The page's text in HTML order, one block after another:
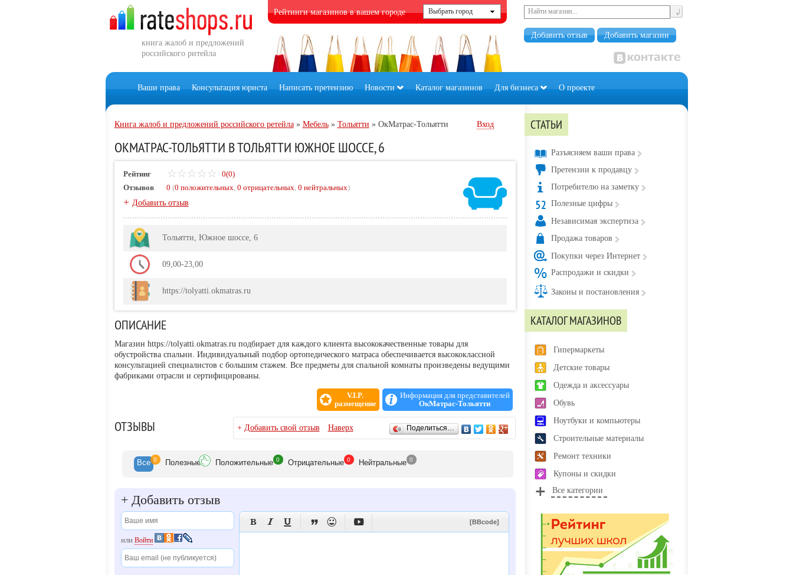
книга жалоб и предложений
российского ритейла
Рейтинги магазинов в вашем городе
Добавить отзыв Добавить магазин
Ваши права Консультация юриста Написать претензию Новости Каталог магазинов Для бизнеса О проекте
Книга жалоб и предложений российского ретейла» Мебель» Тольятти » ОкМатрас-Тольятти Вход
ОКМАТРАС-ТОЛЬЯТТИ В ТОЛЬЯТТИ ЮЖНОЕ ШОССЕ, 6
Рейтинг
0(0)
Отзывов
0 (0 положительных, 0 отрицательных, 0 нейтральных)
+ Добавить отзыв
Тольятти, Южное шоссе, 6
09,00-23,00
https://tolyatti.okmatras.ru
ОПИСАНИЕ
Магазин https://tolyatti.okmatras.ru подбирает для каждого клиента высококачественные товары для
обустройства спальни. Индивидуальный подбор ортопедического матраса обеспечивается высококлассной
консультацией специалистов с большим стажем. Все предметы для спальной комнаты произведены ведущими
фабриками отрасли и сертифицированы.
V.I.P.
размещение
Информация для представителей
ОкМатрас-Тольятти
ОТЗЫВЫ + Добавить свой отзыв Наверх Поделиться…
Все 0 Полезные Положительные 0 Отрицательные 0 Нейтральные 0
+Добавить отзыв
или Войти
      [BBcode]
СТАТЬИ
Разъясняем ваши права
Претензии к продавцу
Потребителю на заметку
Полезные цифры
Независимая экспертиза
Продажа товаров
Покупки через Интернет
Распродажи и скидки
Законы и постановления
КАТАЛОГ МАГАЗИНОВ
Гипермаркеты
Детские товары
Одежда и аксессуары
Обувь
Ноутбуки и компьютеры
Строительные материалы
Ремонт техники
Купоны и скидки
Все категории